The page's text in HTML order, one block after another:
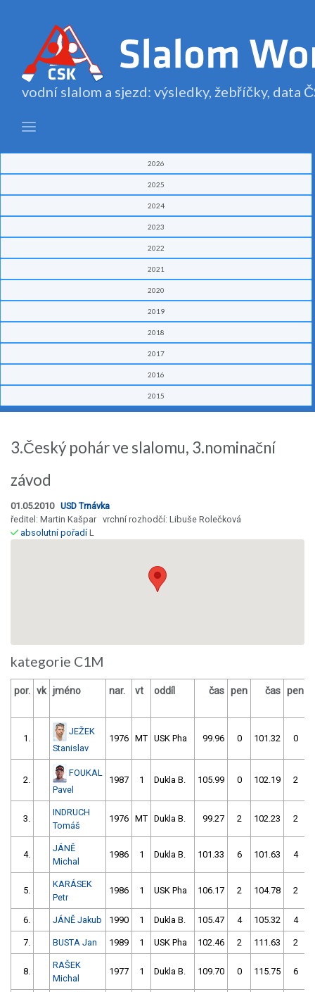
vodní slalom a sjezd: výsledky, žebříčky, data
2026
2025
2024
2023
2022
2021
2020
2019
2018
2017
2016
2015
3.Český pohár ve slalomu, 3.nominační
závod
01.05.2010 USD Trnávka
ředitel: Martin Kašpar vrchní rozhodčí: Libuše Rolečková
absolutní pořadíL
kategorie C1M
por. vk jméno nar. vt oddíl čas pen čas pen
1.
JEŽEK
Stanislav
1976 MT USK Pha 99.96 0 101.32 0
2.
FOUKAL
Pavel
1987 1 Dukla B. 105.99 0 102.19 2
3.
INDRUCH
Tomáš
1976 MT Dukla B. 99.27 2 102.23 2
4.
JÁNĚ
Michal
1986 1 Dukla B. 101.33 6 101.63 4
5.
KARÁSEK
Petr
1986 1 USK Pha 106.17 2 104.78 2
6. JÁNĚ Jakub 1990 1 Dukla B. 105.47 4 105.32 4
7. BUSTA Jan 1989 1 USK Pha 102.46 2 111.63 2
8.
RAŠEK
Michal
1977 1 Dukla B. 109.70 0 115.75 6